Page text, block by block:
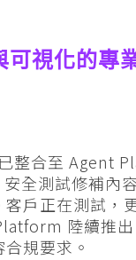
整合至 Agent
全測試修補內
戶正在測試，
陸續推出
規要求。